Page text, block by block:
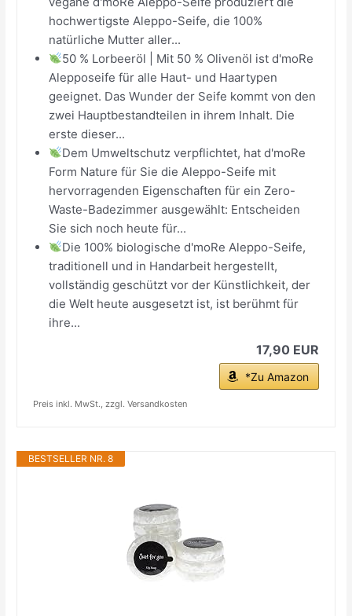
hochwertigste Aleppo-Seife, die 100%
natürliche Mutter aller...
50 % Lorbeeröl | Mit 50 % Olivenöl ist d'moRe
Alepposeife für alle Haut- und Haartypen
geeignet. Das Wunder der Seife kommt von den
zwei Hauptbestandteilen in ihrem Inhalt. Die
erste dieser...
Dem Umweltschutz verpflichtet, hat d'moRe
Form Nature für Sie die Aleppo-Seife mit
hervorragenden Eigenschaften für ein Zero-
Waste-Badezimmer ausgewählt: Entscheiden
Sie sich noch heute für...
Die 100% biologische d'moRe Aleppo-Seife,
traditionell und in Handarbeit hergestellt,
vollständig geschützt vor der Künstlichkeit, der
die Welt heute ausgesetzt ist, ist berühmt für
ihre...
17,90 EUR
*Zu Amazon
Preis inkl. MwSt., zzgl. Versandkosten
BESTSELLER NR. 8